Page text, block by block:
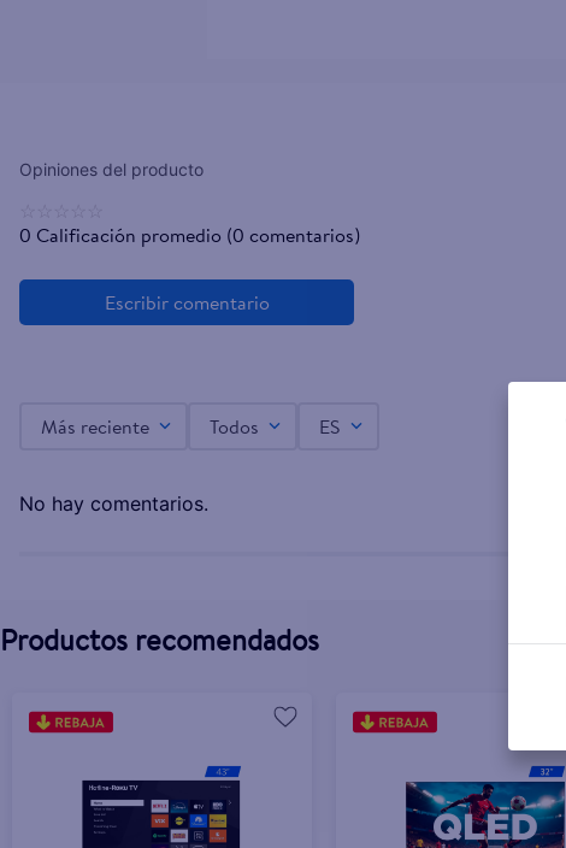
0 Calificación promedio (0 comentarios)
Más reciente Todos ES
No hay comentarios.
Productos recomendados